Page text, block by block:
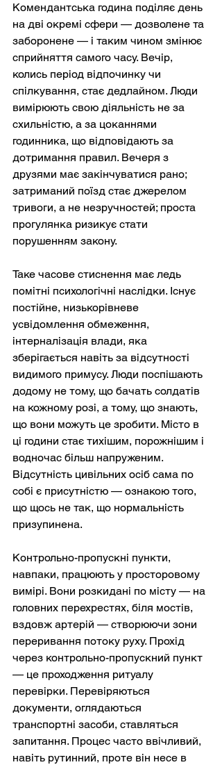
Комендантська година поділяє день
на дві окремі сфери — дозволене та
заборонене — і таким чином змінює
сприйняття самого часу. Вечір,
колись період відпочинку чи
спілкування, стає дедлайном. Люди
вимірюють свою діяльність не за
схильністю, а за цоканнями
годинника, що відповідають за
дотримання правил. Вечеря з
друзями має закінчуватися рано;
затриманий поїзд стає джерелом
тривоги, а не незручностей; проста
прогулянка ризикує стати
порушенням закону.
Таке часове стиснення має ледь
помітні психологічні наслідки. Існує
постійне, низькорівневе
усвідомлення обмеження,
інтерналізація влади, яка
зберігається навіть за відсутності
видимого примусу. Люди поспішають
додому не тому, що бачать солдатів
на кожному розі, а тому, що знають,
що вони можуть це зробити. Місто в
ці години стає тихішим, порожнішим і
водночас більш напруженим.
Відсутність цивільних осіб сама по
собі є присутністю — ознакою того,
що щось не так, що нормальність
призупинена.
Контрольно-пропускні пункти,
навпаки, працюють у просторовому
вимірі. Вони розкидані по місту — на
головних перехрестях, біля мостів,
вздовж артерій — створюючи зони
переривання потоку руху. Прохід
через контрольно-пропускний пункт
— це проходження ритуалу
перевірки. Перевіряються
документи, оглядаються
транспортні засоби, ставляться
запитання. Процес часто ввічливий,
навіть рутинний, проте він несе в